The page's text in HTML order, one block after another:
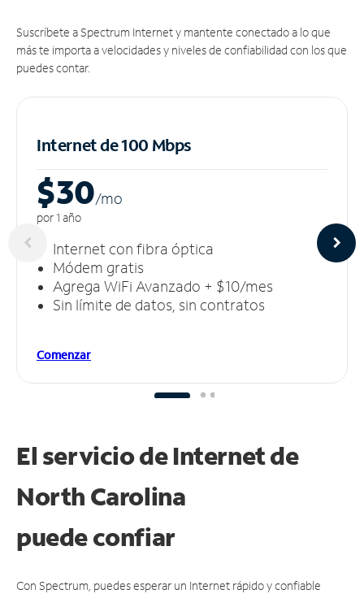
Suscríbete a Spectrum Internet y mantente conectado a lo que
más te importa a velocidades y niveles de confiabilidad con los que
puedes contar.
Internet de 100 Mbps
$30/mo
por 1 año
Internet con fibra óptica
Módem gratis
Agrega WiFi Avanzado + $10/mes
Sin límite de datos, sin contratos
Comenzar
El servicio de Internet de
North Carolina
puedeconfiar
Con Spectrum, puedes esperar un Internet rápido y confiable